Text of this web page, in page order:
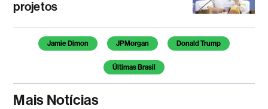
projetos
Temas deste artigo
Jamie Dimon JPMorgan Donald Trump
Últimas Brasil
Mais Notícias